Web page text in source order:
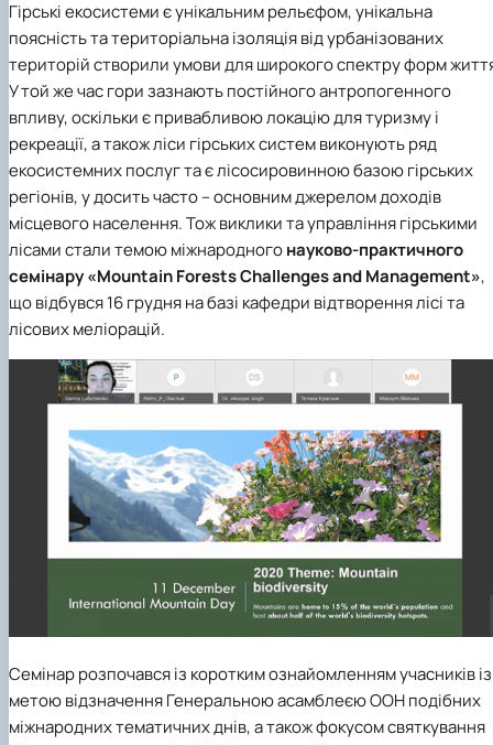
Гірські екосистеми є унікальним рельєфом, унікальна
поясність та територіальна ізоляція від урбанізованих
територій створили умови для широкого спектру форм
У той же час гори зазнають постійного антропогенного
впливу, оскільки є привабливою локацію для туризму і
рекреації, а також ліси гірських систем виконують ряд
екосистемних послуг та є лісосировинною базою гірських
регіонів, у досить часто – основним джерелом доходів
місцевого населення. Тож виклики та управління гірськими
лісами стали темою міжнародногонауково-практичного
семінару «Mountain Forests Challenges and Management»,
що відбувся 16 грудня на базі кафедри відтворення лісі та
лісових меліорацій.
Семінар розпочався із коротким ознайомленням учасників із
метою відзначення Генеральною асамблеєю ООН подібних
міжнародних тематичних днів, а також фокусом святкування